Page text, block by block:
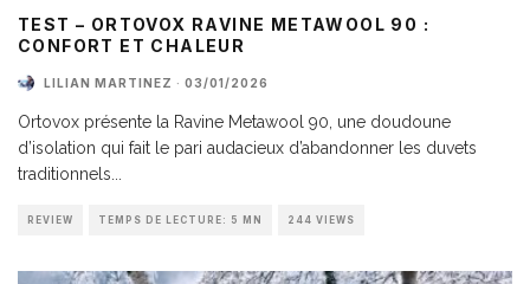
TEST – ORTOVOX RAVINE METAWOOL 90 :
CONFORT ET CHALEUR
LILIAN MARTINEZ · 03/01/2026
Ortovox présente la Ravine Metawool 90, une doudoune
d’isolation qui fait le pari audacieux d’abandonner les duvets
traditionnels...
REVIEW TEMPS DE LECTURE: 5 MN 244 VIEWS